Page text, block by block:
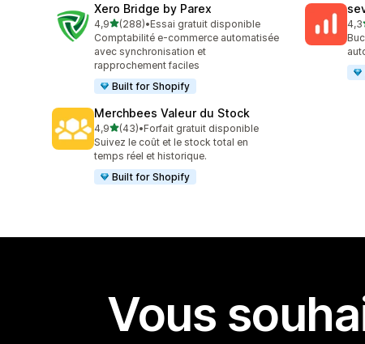
Xero Bridge by Parex
4,9étoile(s) sur 5
(288)
288 avis au total
•Essai gratuit disponible
Comptabilité e-commerce automatisée
avec synchronisation et
rapprochement faciles
Built for Shopify
4,3
49
Merchbees Valeur du Stock
4,9étoile(s) sur 5
(43)
43 avis au total
•Forfait gratuit disponible
Suivez le coût et le stock total en
temps réel et historique.
Built for Shopify
Vous